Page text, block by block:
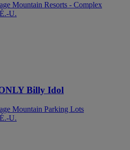
Mountain Resorts - Complex
U.
Billy Idol
Mountain Parking Lots
U.